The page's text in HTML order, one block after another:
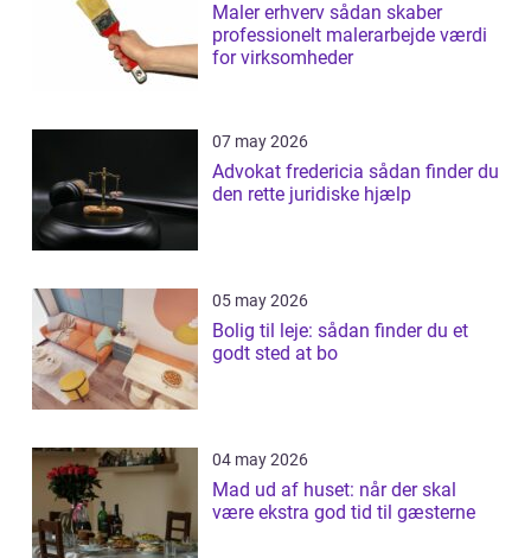
Maler erhverv sådan skaber
professionelt malerarbejde værdi
for virksomheder
07 may 2026
Advokat fredericia sådan finder du
den rette juridiske hjælp
05 may 2026
Bolig til leje: sådan finder du et
godt sted at bo
04 may 2026
Mad ud af huset: når der skal
være ekstra god tid til gæsterne